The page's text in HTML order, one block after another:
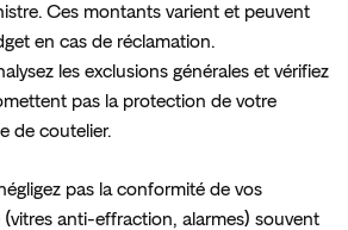
Ces montants varient et peuvent
en cas de réclamation.
les exclusions générales et vérifiez
pas la protection de votre
de coutelier.
pas la conformité de vos
(vitres anti-effraction, alarmes) souvent